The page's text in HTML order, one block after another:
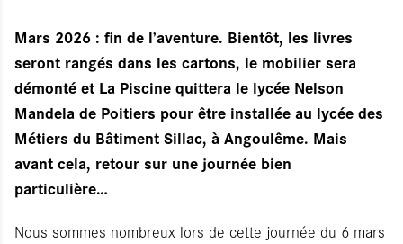
Mars 2026 : fin de l’aventure. Bientôt, les livres
seront rangés dans les cartons, le mobilier sera
démonté et La Piscine quittera le lycée Nelson
Mandela de Poitiers pour être installée au lycée des
Métiers du Bâtiment Sillac, à Angoulême. Mais
avant cela, retour sur une journée bien
particulière…
Nous sommes nombreux lors de cette journée du 6 mars